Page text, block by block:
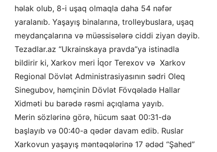
həlak olub, 8-i uşaq olmaqla daha 54 nəfər
yaralanıb. Yaşayış binalarına, trolleybuslara, uşaq
meydançalarına və müəssisələrə ciddi ziyan dəyib.
Tezadlar.az “Ukrainskaya pravda”ya istinadla
bildirir ki, Xarkov meri İqor Terexov və Xarkov
Regional Dövlət Administrasiyasının sədri Oleq
Sinegubov, həmçinin Dövlət Fövqəladə Hallar
Xidməti bu barədə rəsmi açıqlama yayıb.
Merin sözlərinə görə, hücum saat 00:31-də
başlayıb və 00:40-a qədər davam edib. Ruslar
Xarkovun yaşayış məntəqələrinə 17 ədəd “Şahed”